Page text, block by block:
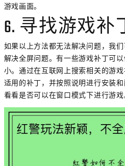
游戏画面。
6. 寻找游戏补
如果以上方法都无法解决问题，我
解决全屏问题。有一些游戏补丁可
小。通过在互联网上搜索相关的游
适用的补丁，并按照说明进行安装
看看是否可以在窗口模式下进行游戏